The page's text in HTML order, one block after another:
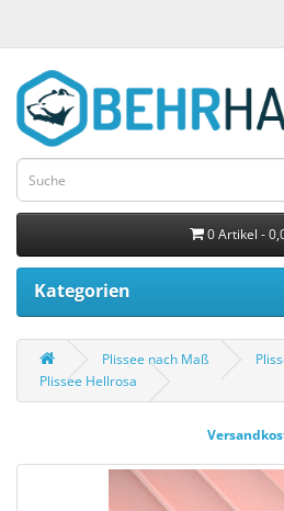
0 Artikel -
Kategorien
Plissee nach Maß
Plissee Hellrosa